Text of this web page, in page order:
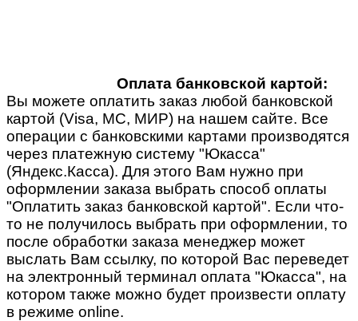
Оплата банковской картой:
Вы можете оплатить заказ любой банковской
картой (Visa, MC, МИР) на нашем сайте. Все
операции с банковскими картами производятся
через платежную систему "Юкасса"
(Яндекс.Касса). Для этого Вам нужно при
оформлении заказа выбрать способ оплаты
"Оплатить заказ банковской картой". Если что-
то не получилось выбрать при оформлении, то
после обработки заказа менеджер может
выслать Вам ссылку, по которой Вас переведет
на электронный терминал оплата "Юкасса", на
котором также можно будет произвести оплату
в режиме online.